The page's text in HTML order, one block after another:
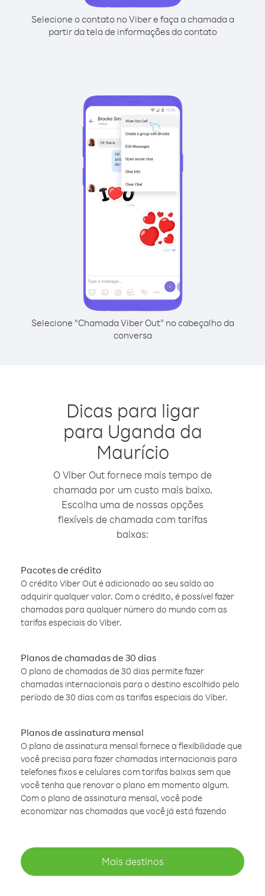
Selecione o contato no Viber e faça a chamada a
partir da tela de informações do contato
Selecione “Chamada Viber Out” no cabeçalho da
conversa
Dicas para ligar
para Uganda da
Maurício
O Viber Out fornece mais tempo de
chamada por um custo mais baixo.
Escolha uma de nossas opções
flexíveis de chamada com tarifas
baixas:
Pacotes de crédito
O crédito Viber Out é adicionado ao seu saldo ao
adquirir qualquer valor. Com o crédito, é possível fazer
chamadas para qualquer número do mundo com as
tarifas especiais do Viber.
Planos de chamadas de 30 dias
O plano de chamadas de 30 dias permite fazer
chamadas internacionais para o destino escolhido pelo
período de 30 dias com as tarifas especiais do Viber.
Planos de assinatura mensal
O plano de assinatura mensal fornece a flexibilidade que
você precisa para fazer chamadas internacionais para
telefones fixos e celulares com tarifas baixas sem que
você tenha que renovar o plano em momento algum.
Com o plano de assinatura mensal, você pode
economizar nas chamadas que você já está fazendo
Mais destinos